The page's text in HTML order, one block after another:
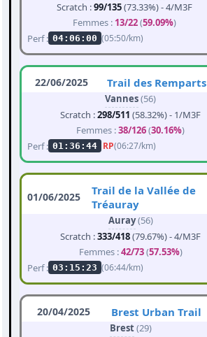
Scratch :99/135(73.33%) - 4/M3F
Femmes : 13/22(59.09%)
Perf : 04:06:00 (05:50/km)
22/06/2025 Trail des Remparts
Vannes(56)
Scratch :298/511 (58.32%) - 1/M3F
Femmes :38/126(30.16%)
Perf : 01:36:44 RP(06:27/km)
01/06/2025
Trail de la Vallée de
Tréauray
Auray(56)
Scratch :333/418(79.67%) - 4/M3F
Femmes :42/73(57.53%)
Perf : 03:15:23 (06:44/km)
20/04/2025 Brest Urban Trail
Brest(29)